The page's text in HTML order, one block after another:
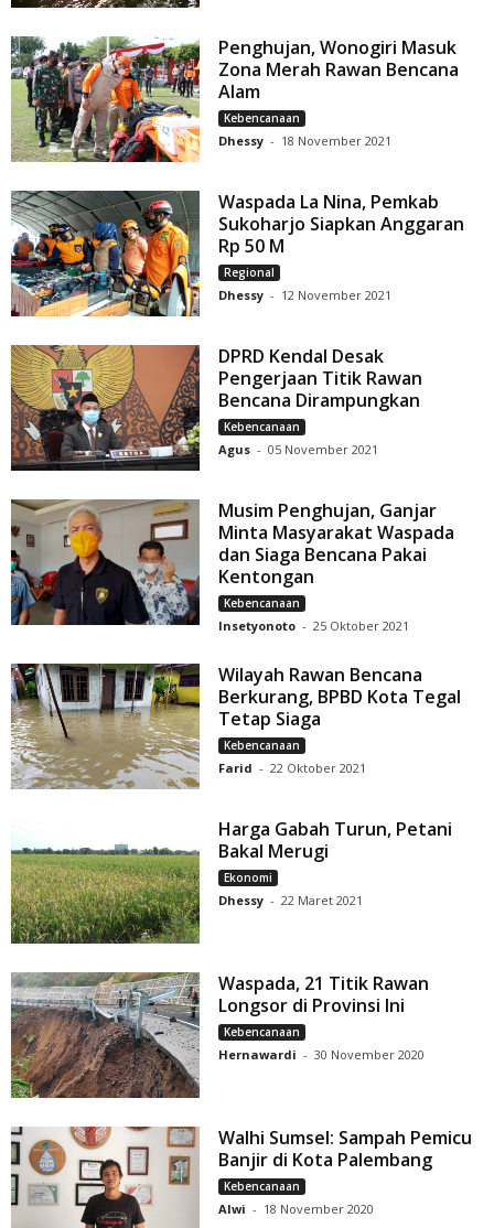
Penghujan, Wonogiri Masuk
Zona Merah Rawan Bencana
Alam
Kebencanaan
Dhessy - 18 November 2021
Waspada La Nina, Pemkab
Sukoharjo Siapkan Anggaran
Rp 50 M
Regional
Dhessy - 12 November 2021
DPRD Kendal Desak
Pengerjaan Titik Rawan
Bencana Dirampungkan
Kebencanaan
Agus - 05 November 2021
Musim Penghujan, Ganjar
Minta Masyarakat Waspada
dan Siaga Bencana Pakai
Kentongan
Kebencanaan
Insetyonoto - 25 Oktober 2021
Wilayah Rawan Bencana
Berkurang, BPBD Kota Tegal
Tetap Siaga
Kebencanaan
Farid - 22 Oktober 2021
Harga Gabah Turun, Petani
Bakal Merugi
Ekonomi
Dhessy - 22 Maret 2021
Waspada, 21 Titik Rawan
Longsor di Provinsi Ini
Kebencanaan
Hernawardi - 30 November 2020
Walhi Sumsel: Sampah Pemicu
Banjir di Kota Palembang
Kebencanaan
Alwi - 18 November 2020